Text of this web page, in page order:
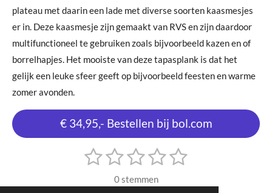
plateau met daarin een lade met diverse soorten kaasmesjes
er in. Deze kaasmesje zijn gemaakt van RVS en zijn daardoor
multifunctioneel te gebruiken zoals bijvoorbeeld kazen en of
borrelhapjes. Het mooiste van deze tapasplank is dat het
gelijk een leuke sfeer geeft op bijvoorbeeld feesten en warme
zomer avonden.
€ 34,95,- Bestellen bij bol.com
t
1 2 3
s
4
s
5
m
0 stemmen